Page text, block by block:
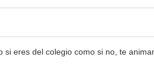
eres del colegio como si no, te